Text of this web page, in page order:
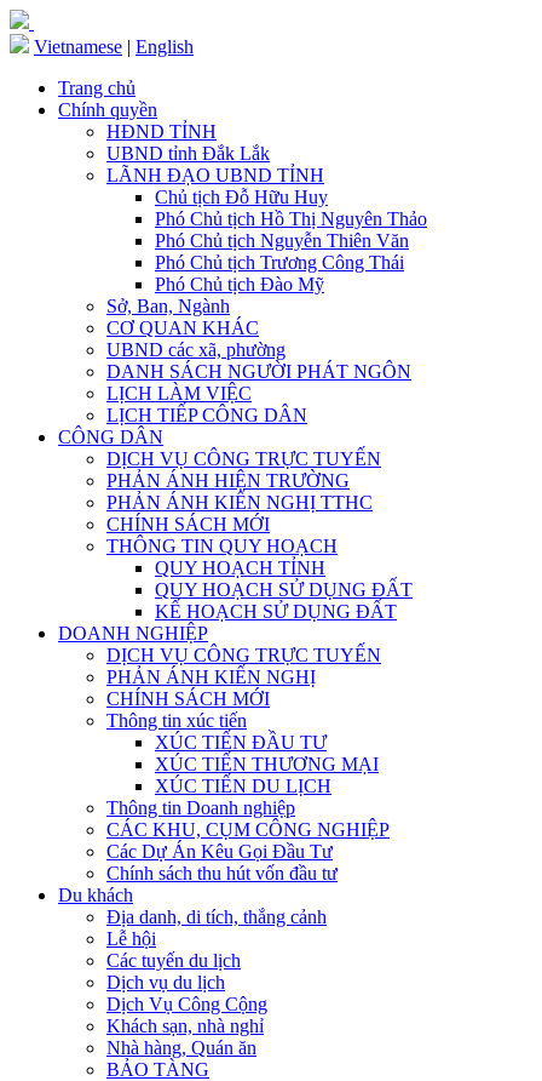
Vietnamese | English
Trang chủ
Chính quyền
HĐND TỈNH
UBND tỉnh Đắk Lắk
LÃNH ĐẠO UBND TỈNH
Chủ tịch Đỗ Hữu Huy
Phó Chủ tịch Hồ Thị Nguyên Thảo
Phó Chủ tịch Nguyễn Thiên Văn
Phó Chủ tịch Trương Công Thái
Phó Chủ tịch Đào Mỹ
Sở, Ban, Ngành
CƠ QUAN KHÁC
UBND các xã, phường
DANH SÁCH NGƯỜI PHÁT NGÔN
LỊCH LÀM VIỆC
LỊCH TIẾP CÔNG DÂN
CÔNG DÂN
DỊCH VỤ CÔNG TRỰC TUYẾN
PHẢN ÁNH HIỆN TRƯỜNG
PHẢN ÁNH KIẾN NGHỊ TTHC
CHÍNH SÁCH MỚI
THÔNG TIN QUY HOẠCH
QUY HOẠCH TỈNH
QUY HOẠCH SỬ DỤNG ĐẤT
KẾ HOẠCH SỬ DỤNG ĐẤT
DOANH NGHIỆP
DỊCH VỤ CÔNG TRỰC TUYẾN
PHẢN ÁNH KIẾN NGHỊ
CHÍNH SÁCH MỚI
Thông tin xúc tiến
XÚC TIẾN ĐẦU TƯ
XÚC TIẾN THƯƠNG MẠI
XÚC TIẾN DU LỊCH
Thông tin Doanh nghiệp
CÁC KHU, CỤM CÔNG NGHIỆP
Các Dự Án Kêu Gọi Đầu Tư
Chính sách thu hút vốn đầu tư
Du khách
Địa danh, di tích, thắng cảnh
Lễ hội
Các tuyến du lịch
Dịch vụ du lịch
Dịch Vụ Công Cộng
Khách sạn, nhà nghỉ
Nhà hàng, Quán ăn
BẢO TÀNG